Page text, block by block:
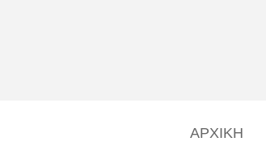
ΑΡΧΙΚΗ